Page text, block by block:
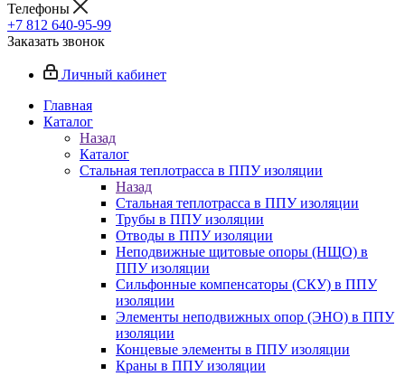
Телефоны
+7 812 640-95-99
Заказать звонок
Личный кабинет
Главная
Каталог
Назад
Каталог
Стальная теплотрасса в ППУ изоляции
Назад
Стальная теплотрасса в ППУ изоляции
Трубы в ППУ изоляции
Отводы в ППУ изоляции
Неподвижные щитовые опоры (НЩО) в
ППУ изоляции
Cильфонные компенсаторы (СКУ) в ППУ
изоляции
Элементы неподвижных опор (ЭНО) в ППУ
изоляции
Концевые элементы в ППУ изоляции
Краны в ППУ изоляции